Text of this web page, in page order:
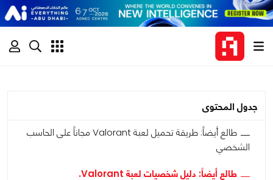
جدول المحتوى
طالع أيضاً: طريقة تحميل لعبة Valorant مجاناً على الحاسب
الشخصي
طالع أيضاً: دليل شخصيات لعبة Valorant.